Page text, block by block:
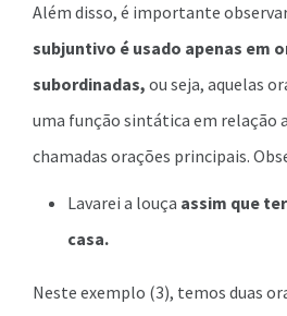
Além disso, é importante
subjuntivo é usado apenas em
subordinadas, ou seja, aquelas
uma função sintática em relação
chamadas orações principais.
Lavarei a louça assim que
casa.
Neste exemplo (3), temos duas